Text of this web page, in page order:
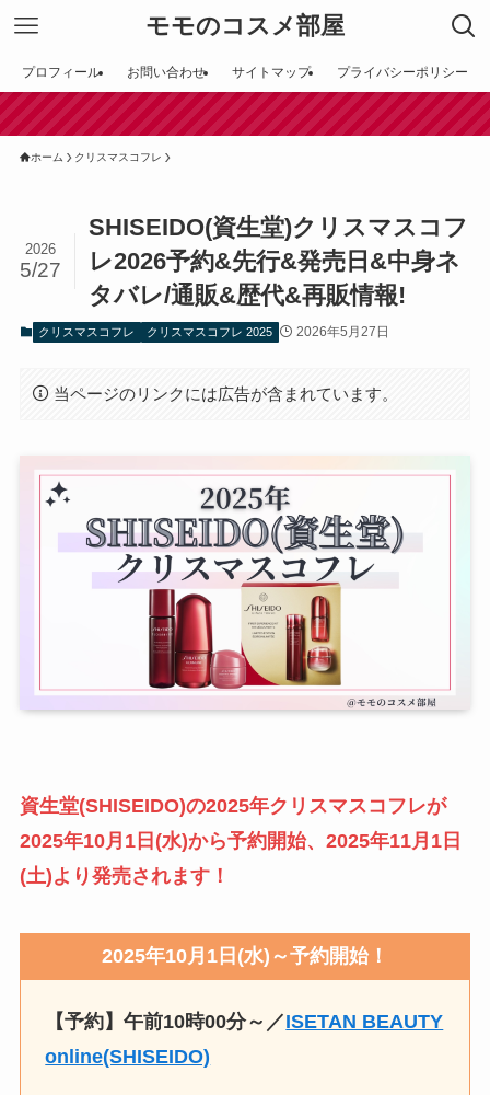
モモのコスメ部屋
プロフィール お問い合わせ サイトマップ プライバシーポリシー
【田
ホーム クリスマスコフレ
SHISEIDO(資生堂)クリスマスコフ
レ2026予約&先行&発売日&中身ネ
タバレ/通販&歴代&再販情報!
2026
5/27
クリスマスコフレ クリスマスコフレ 2025 2026年5月27日
当ページのリンクには広告が含まれています。
資生堂(SHISEIDO)の2025年クリスマスコフレが
2025年10月1日(水)から予約開始、2025年11月1日
(土)より発売されます！
2025年10月1日(水)～予約開始！
【予約】午前10時00分～／ISETAN BEAUTY
online(SHISEIDO)